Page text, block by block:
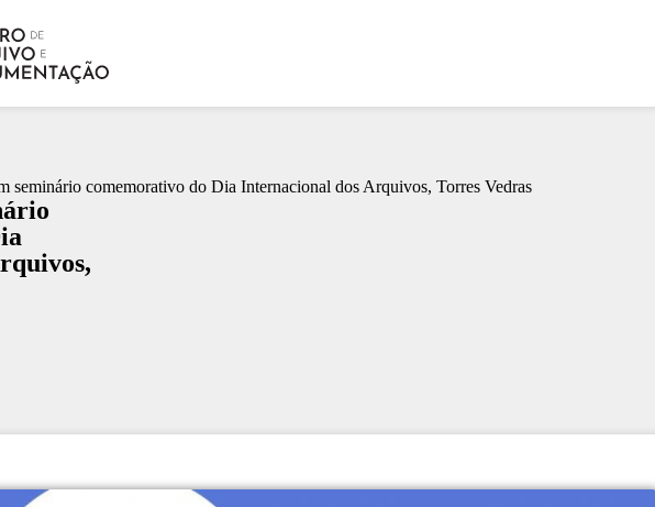
seminário comemorativo do Dia Internacional dos Arquivos, Torres Vedras